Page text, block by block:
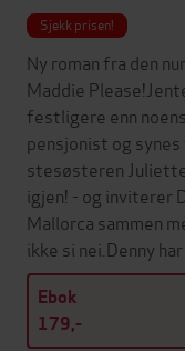
Sjekk prisen!
Ny roman fra den
Maddie
festligere enn
pensjonist og
stesøsteren
igjen! - og inviterer
Mallorca sammen
ikke si nei.Denny har
Ebok
179,-